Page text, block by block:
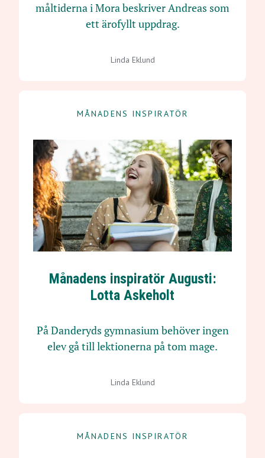
måltiderna i Mora beskriver Andreas som
ett ärofyllt uppdrag.
Linda Eklund
MÅNADENS INSPIRATÖR
Månadens inspiratör Augusti:
Lotta Askeholt
På Danderyds gymnasium behöver ingen
elev gå till lektionerna på tom mage.
Linda Eklund
MÅNADENS INSPIRATÖR